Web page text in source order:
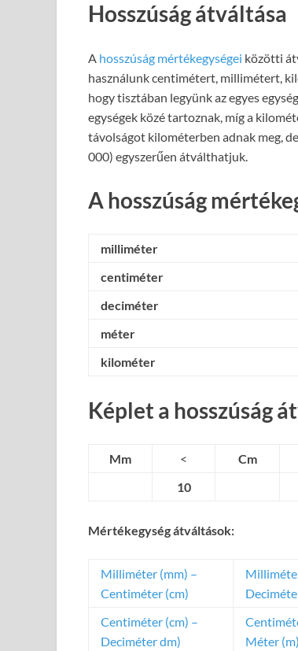
Hosszúság átváltása
A hosszúság mértékegységei közötti
használunk centimétert, millimétert,
hogy tisztában legyünk az egyes
egységek közé tartoznak, míg a
távolságot kilométerben adnak meg,
000) egyszerűen átválthatjuk.
A hosszúság
milliméter
centiméter
deciméter
méter
kilométer
Képlet a hosszúság
Mm < Cm
10
Mértékegység átváltások:
Milliméter (mm) –
Centiméter (cm)
Centiméter (cm) –
Deciméter dm)
Méter (m)